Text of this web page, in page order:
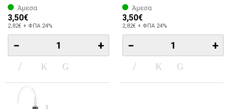
Άμεσα
3,50€
2,82€ + ΦΠΑ 24%
− +
Άμεσα
3,50€
2,82€ + ΦΠΑ 24%
− +